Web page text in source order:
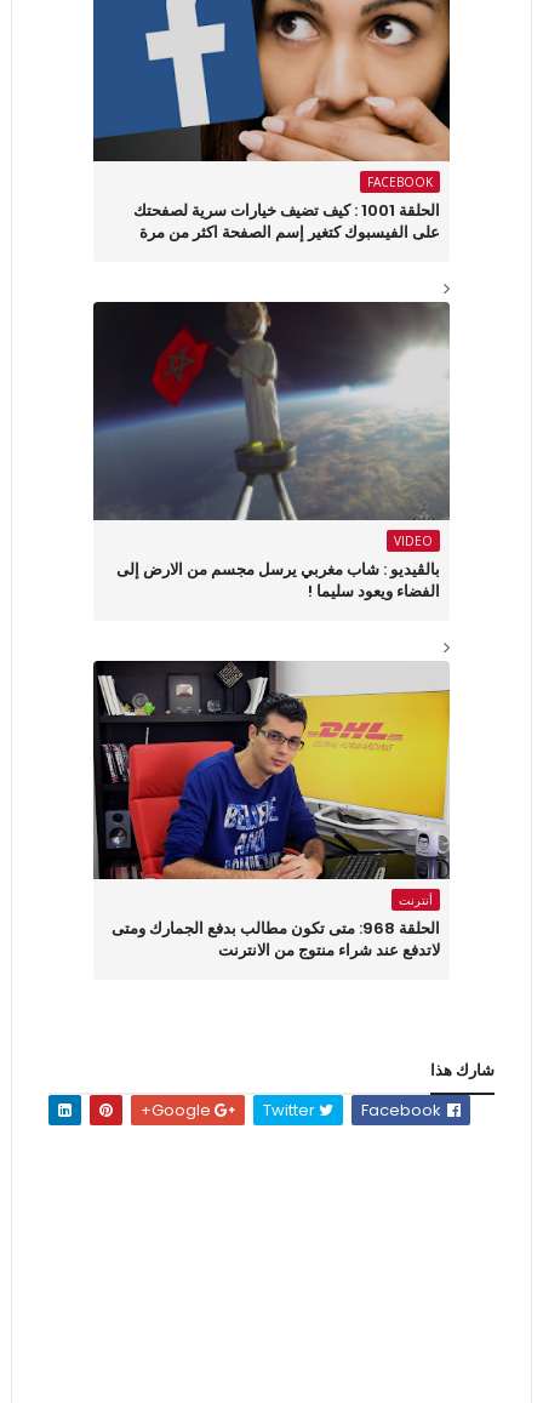
FACEBOOK
الحلقة 1001 : كيف تضيف خيارات سرية لصفحتك
على الفيسبوك كتغير إسم الصفحة اكثر من مرة
VIDEO
بالڤيديو : شاب مغربي يرسل مجسم من الارض إلى
الفضاء ويعود سليما !
أنترنت
الحلقة 968: متى تكون مطالب بدفع الجمارك ومتى
لاتدفع عند شراء منتوج من الانترنت
شارك هذا
Twitter